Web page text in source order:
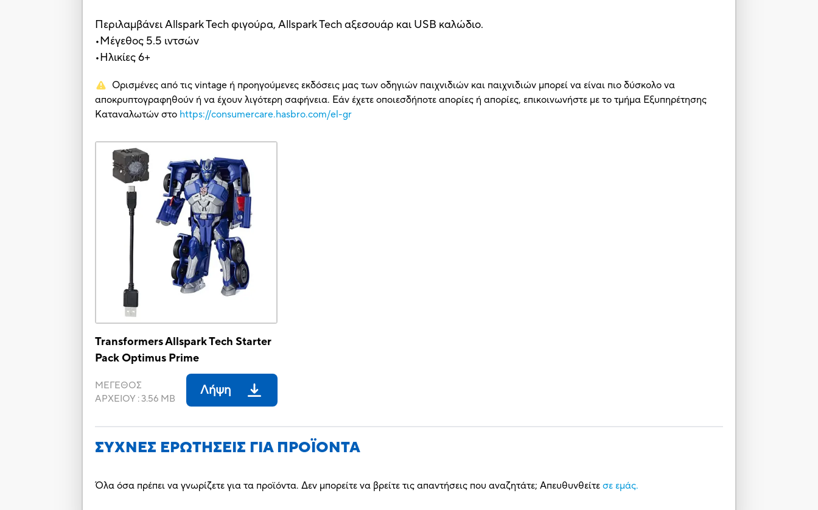
Περιλαμβάνει Allspark Tech φιγούρα, Allspark Tech αξεσουάρ και USB καλώδιο.
•Μέγεθος 5.5 ιντσών
•Ηλικίες 6+
Ορισμένες από τις vintage ή προηγούμενες εκδόσεις μας των οδηγιών παιχνιδιών και παιχνιδιών μπορεί να είναι πιο δύσκολο να
αποκρυπτογραφηθούν ή να έχουν λιγότερη σαφήνεια. Εάν έχετε οποιεσδήποτε απορίες ή απορίες, επικοινωνήστε με το τμήμα Εξυπηρέτησης
Καταναλωτών στο https://consumercare.hasbro.com/el-gr
Transformers Allspark Tech Starter
Pack Optimus Prime
ΜΕΓΕΘΟΣ
ΑΡΧΕΙΟΥ :3.56 MB
Λήψη
ΣΥΧΝΕΣ ΕΡΩΤΗΣΕΙΣ ΓΙΑ ΠΡΟΪΟΝΤΑ
Όλα όσα πρέπει να γνωρίζετε για τα προϊόντα. Δεν μπορείτε να βρείτε τις απαντήσεις που αναζητάτε; Απευθυνθείτεσε εμάς.